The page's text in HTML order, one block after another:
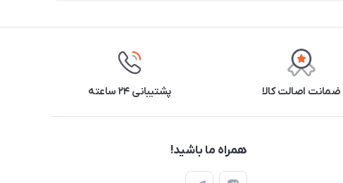
ضمانت اصالت کالا پشتیبانی ۲۴ ساعته
همراه ما باشید!